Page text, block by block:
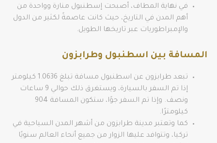
في نهاية المطاف، أصبحت إسطنبول منارة وواحدة من
أهم المدن في التاريخ، حيث كانت عاصمةً لكثير من الدول
والإمبراطوريات عبر تاريخها الطويل.
المسافة بين اسطنبول وطرابزون
تبعد طرابزون عن اسطنبول مسافة تبلغ 1.0636 كيلومتر
إذا تم السفر بالسيارة، ويستغرق ذلك حوالي 9 ساعات
ونصف. وإذا تم السفر جوًا، ستكون المسافة 904
كيلومترًا.
كما وتعتبر مدينة طرابزون من أشهر المدن السياحية في
تركيا، وتتوافد عليها الزوار من جميع أنحاء العالم سنويًا